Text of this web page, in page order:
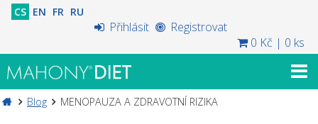
CS EN FR RU
Přihlásit
Registrovat
0 Kč | 0 ks
Blog MENOPAUZA A ZDRAVOTNÍ RIZIKA